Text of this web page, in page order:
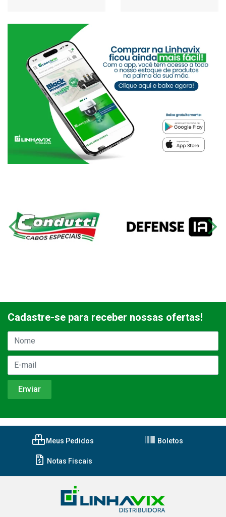
Cadastre-se para receber nossas ofertas!
Meus Pedidos Boletos
Notas Fiscais